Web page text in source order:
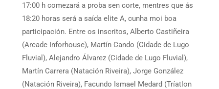
17:00 h comezará a proba sen corte, mentres que ás
18:20 horas será a saída elite A, cunha moi boa
participación. Entre os inscritos, Alberto Castiñeira
(Arcade Inforhouse), Martín Cando (Cidade de Lugo
Fluvial), Alejandro Álvarez (Cidade de Lugo Fluvial),
Martín Carrera (Natación Riveira), Jorge González
(Natación Riveira), Facundo Ismael Medard (Tríatlon